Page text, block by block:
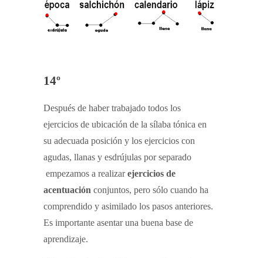
14º
Después de haber trabajado todos los
ejercicios de ubicación de la sílaba tónica en
su adecuada posición y los ejercicios con
agudas, llanas y esdrújulas por separado
empezamos a realizarejercicios de
acentuación conjuntos, pero sólo cuando ha
comprendido y asimilado los pasos anteriores.
Es importante asentar una buena base de
aprendizaje.